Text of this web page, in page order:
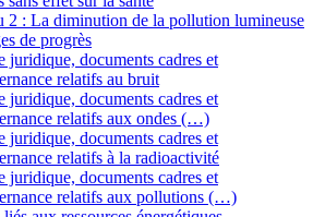
2 : La diminution de la pollution lumineuse
de progrès
juridique, documents cadres et
relatifs au bruit
juridique, documents cadres et
relatifs aux ondes (…)
juridique, documents cadres et
relatifs à la radioactivité
juridique, documents cadres et
relatifs aux pollutions (…)